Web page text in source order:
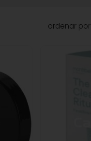
ordenar por